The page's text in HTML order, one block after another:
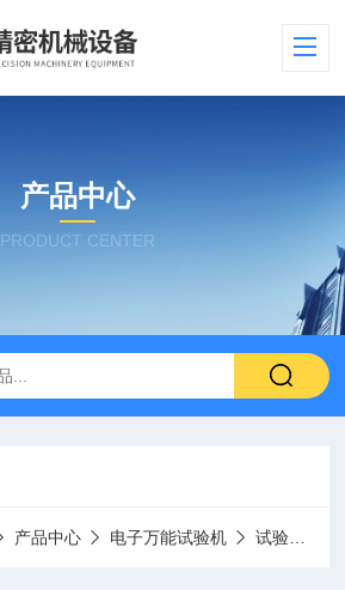
产品中心
PRODUCT CENTER
产品中心 电子万能试验机 试验机